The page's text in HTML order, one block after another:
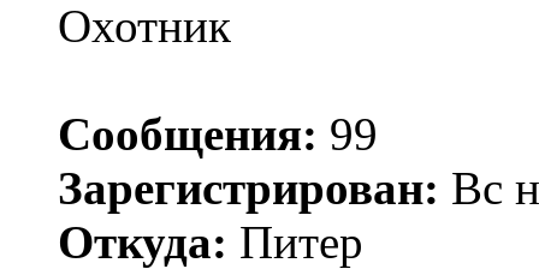
Сообщения: 99
Зарегистрирован: Вс
Откуда: Питер